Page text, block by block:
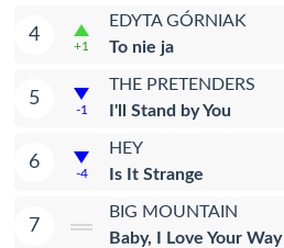
4
+1
EDYTA GÓRNIAK
To nie ja
5
-1
THE PRETENDERS
I'll Stand by You
6
-4
HEY
Is It Strange
7
BIG MOUNTAIN
Baby, I Love Your Way